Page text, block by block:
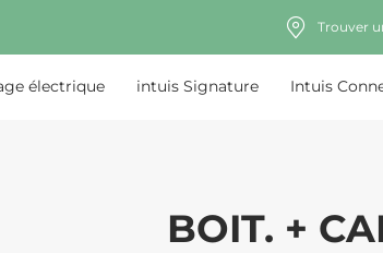
Trouver
électrique intuis Signature Intuis
BOIT. +